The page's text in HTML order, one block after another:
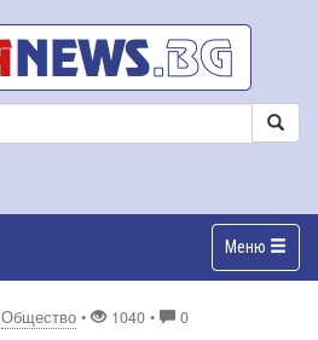
Меню
Общество • 1040 • 0